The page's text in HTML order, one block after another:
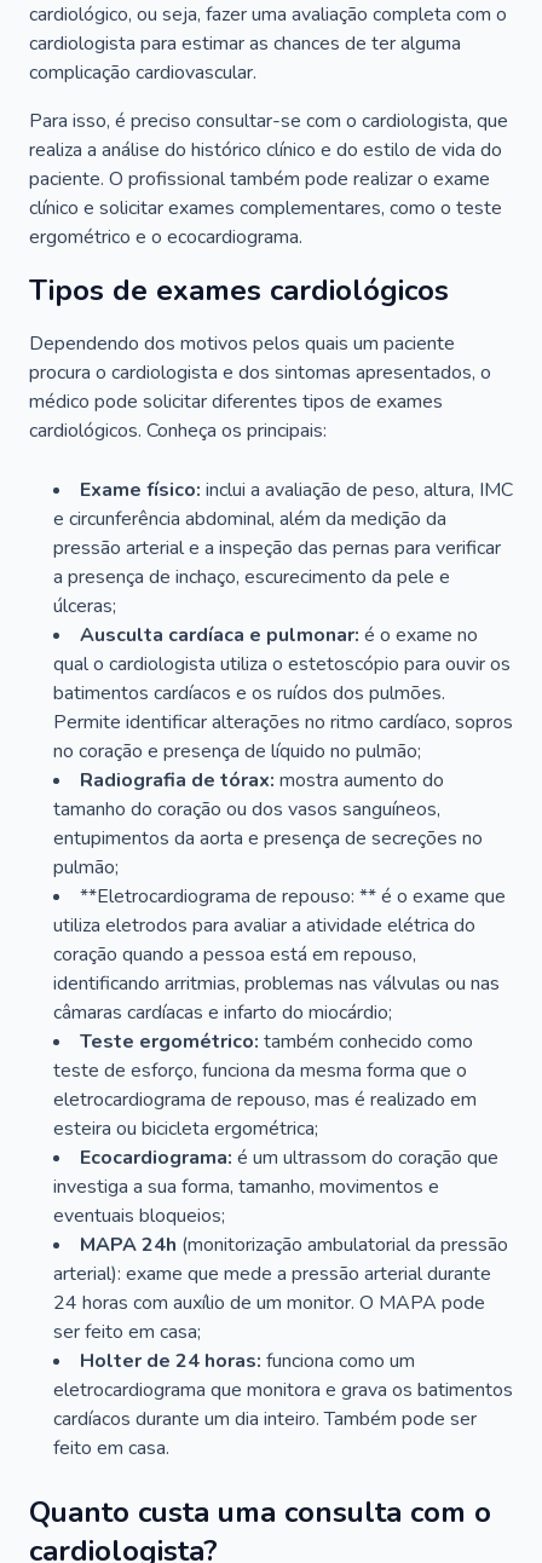
cardiológico, ou seja, fazer uma avaliação completa com o
cardiologista para estimar as chances de ter alguma
complicação cardiovascular.
Para isso, é preciso consultar-se com o cardiologista, que
realiza a análise do histórico clínico e do estilo de vida do
paciente. O profissional também pode realizar o exame
clínico e solicitar exames complementares, como o teste
ergométrico e o ecocardiograma.
Tipos de exames cardiológicos
Dependendo dos motivos pelos quais um paciente
procura o cardiologista e dos sintomas apresentados, o
médico pode solicitar diferentes tipos de exames
cardiológicos. Conheça os principais:
Exame físico: inclui a avaliação de peso, altura, IMC
e circunferência abdominal, além da medição da
pressão arterial e a inspeção das pernas para verificar
a presença de inchaço, escurecimento da pele e
úlceras;
Ausculta cardíaca e pulmonar: é o exame no
qual o cardiologista utiliza o estetoscópio para ouvir os
batimentos cardíacos e os ruídos dos pulmões.
Permite identificar alterações no ritmo cardíaco, sopros
no coração e presença de líquido no pulmão;
Radiografia de tórax: mostra aumento do
tamanho do coração ou dos vasos sanguíneos,
entupimentos da aorta e presença de secreções no
pulmão;
**Eletrocardiograma de repouso: ** é o exame que
utiliza eletrodos para avaliar a atividade elétrica do
coração quando a pessoa está em repouso,
identificando arritmias, problemas nas válvulas ou nas
câmaras cardíacas e infarto do miocárdio;
Teste ergométrico: também conhecido como
teste de esforço, funciona da mesma forma que o
eletrocardiograma de repouso, mas é realizado em
esteira ou bicicleta ergométrica;
Ecocardiograma: é um ultrassom do coração que
investiga a sua forma, tamanho, movimentos e
eventuais bloqueios;
MAPA 24h (monitorização ambulatorial da pressão
arterial): exame que mede a pressão arterial durante
24 horas com auxílio de um monitor. O MAPA pode
ser feito em casa;
Holter de 24 horas: funciona como um
eletrocardiograma que monitora e grava os batimentos
cardíacos durante um dia inteiro. Também pode ser
feito em casa.
Quanto custa uma consulta com o
cardiologista?